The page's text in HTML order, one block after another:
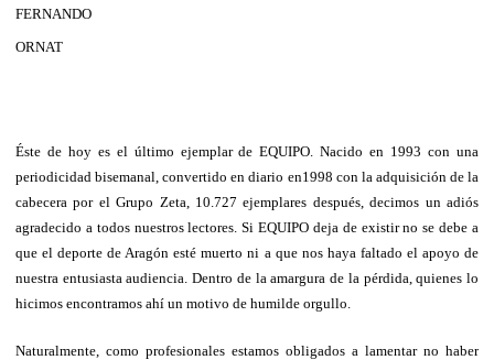
FERNANDO
ORNAT
Éste de hoy es el último ejemplar de EQUIPO. Nacido en 1993 con una
periodicidad bisemanal, convertido en diario en1998 con la adquisición de la
cabecera por el Grupo Zeta, 10.727 ejemplares después, decimos un adiós
agradecido a todos nuestros lectores. Si EQUIPO deja de existir no se debe a
que el deporte de Aragón esté muerto ni a que nos haya faltado el apoyo de
nuestra entusiasta audiencia. Dentro de la amargura de la pérdida, quienes lo
hicimos encontramos ahí un motivo de humilde orgullo.
Naturalmente, como profesionales estamos obligados a lamentar no haber